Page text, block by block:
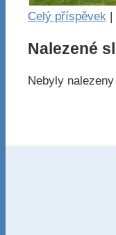
Celý příspěvek |
Nalezené
Nebyly